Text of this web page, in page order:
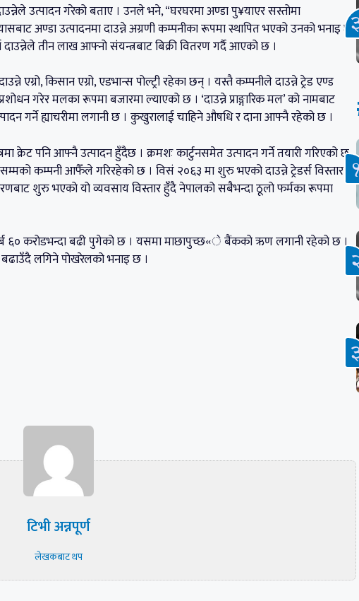
उत्पादन गरेको बताए । उनले भने, “घरघरमा अण्डा पु¥याएर सस्तोमा
अण्डा उत्पादनमा दाउन्ने अग्रणी कम्पनीका रूपमा स्थापित भएको उनको भनाइ छ
दाउन्नेले तीन लाख आफ्नो संयन्त्रबाट बिक्री वितरण गर्दै आएको छ ।
एग्रो, किसान एग्रो, एडभान्स पोल्ट्री रहेका छन् । यस्तै कम्पनीले दाउन्ने ट्रेड एण्ड
गरेर मलका रूपमा बजारमा ल्याएको छ । ‘दाउन्ने प्राङ्गारिक मल’ को नामबाट
गर्ने ह्याचरीमा लगानी छ । कुखुरालाई चाहिने औषधि र दाना आफ्नै रहेको छ ।
क्रेट पनि आफ्नै उत्पादन हुँदैछ । क्रमशः कार्टुनसमेत उत्पादन गर्ने तयारी गरिएको छ
कम्पनी आफैँले गरिरहेको छ । विसं २०६३ मा शुरु भएको दाउन्ने ट्रेडर्स विस्तार
शुरु भएको यो व्यवसाय विस्तार हुँदै नेपालको सबैभन्दा ठूलो फर्मका रूपमा
अर्ब ६० करोडभन्दा बढी पुगेको छ । यसमा माछापुच्छ«े बैंकको ऋण लगानी रहेको छ ।
लगिने पोखरेलको भनाइ छ ।
टिभी अन्नपूर्ण
लेखकबाट थप